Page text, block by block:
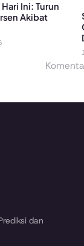
Ini: Turun
Akibat
dan